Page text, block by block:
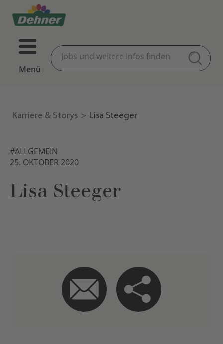
Menü
Karriere & Storys Lisa Steeger
#ALLGEMEIN
25. OKTOBER 2020
Lisa Steeger